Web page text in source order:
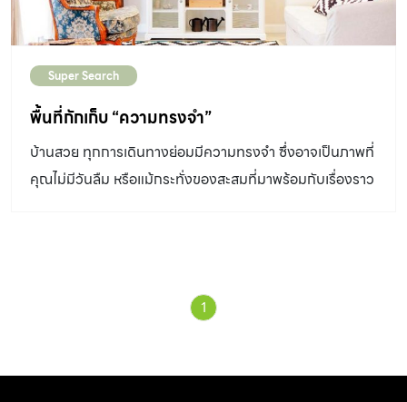
พื้นที่ในบ้านจึงได้แสงสว่างที่เหมาะสม บ้านนี้มีประตูทางเข้า
หลักอยู่ตรงกลางพอดี และตรงกับโถงประตูซึ่งเป็นมุมรับ
ประทานอาหาร จึงเหมือนแกนกลางที่แบ่งให้ด้านหนึ่งเป็นครัว
เป็นบาร์เครื่องดื่มซึ่งเป็นพื้นที่ของ คุณปีเตอร์ เชฟฟิลด์ สามี
ถัดไปเป็นห้องนอนแขกและโถงบันไดขึ้นชั้นบนโดยไม่มีห้อง
รับแขกดังเหตุผลที่เจ้าของบ้านบอกไปข้างต้นนั่นเอง ชั้นบน
Super Search
พื้นที่กักเก็บ “ความทรงจำ”
บ้านสวย ทุกการเดินทางย่อมมีความทรงจำ ซึ่งอาจเป็นภาพที่
คุณไม่มีวันลืม หรือแม้กระทั่งของสะสมที่มาพร้อมกับเรื่องราว
บันดาลใจของเราได้เป็นอย่างดี” คุณเฟิร์น – เกศชนก จีระ
1